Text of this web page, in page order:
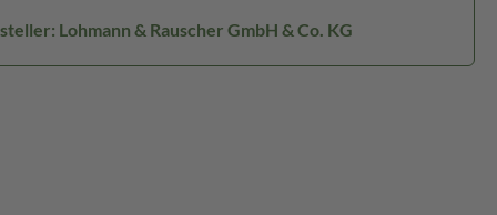
Lohmann & Rauscher GmbH & Co. KG